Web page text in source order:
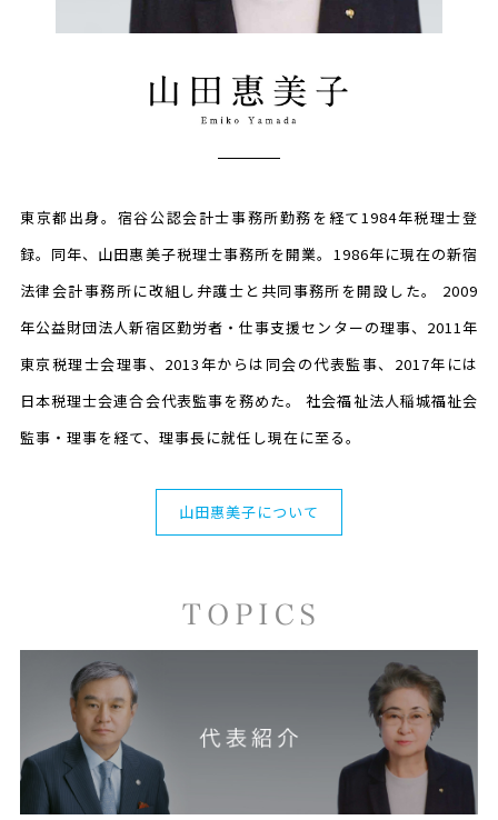
東京都出身。宿谷公認会計士事務所勤務を経て1984年税理士登
録。同年、山田惠美子税理士事務所を開業。1986年に現在の新宿
法律会計事務所に改組し弁護士と共同事務所を開設した。 2009
年公益財団法人新宿区勤労者・仕事支援センターの理事、2011年
東京税理士会理事、2013年からは同会の代表監事、2017年には
日本税理士会連合会代表監事を務めた。 社会福祉法人稲城福祉会
監事・理事を経て、理事長に就任し現在に至る。
山田惠美子について